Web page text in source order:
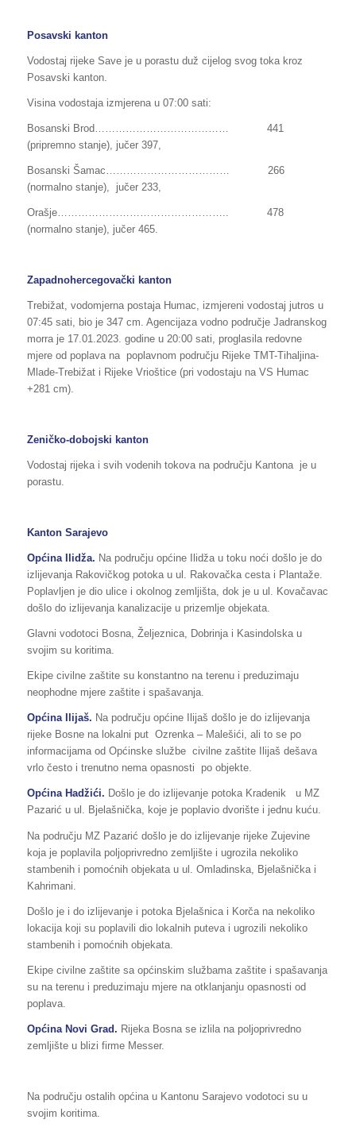
Posavski kanton
Vodostaj rijeke Save je u porastu duž cijelog svog toka kroz
Posavski kanton.
Visina vodostaja izmjerena u 07:00 sati:
Bosanski Brod………………………………… 441
(pripremno stanje), jučer 397,
Bosanski Šamac……………………………… 266
(normalno stanje), jučer 233,
Orašje………………………………………….. 478
(normalno stanje), jučer 465.
Zapadnohercegovački kanton
Trebižat, vodomjerna postaja Humac, izmjereni vodostaj jutros u
07:45 sati, bio je 347 cm. Agencijaza vodno područje Jadranskog
morra je 17.01.2023. godine u 20:00 sati, proglasila redovne
mjere od poplava na poplavnom području Rijeke TMT-Tihaljina-
Mlade-Trebižat i Rijeke Vrioštice (pri vodostaju na VS Humac
+281 cm).
Zeničko-dobojski kanton
Vodostaj rijeka i svih vodenih tokova na području Kantona je u
porastu.
Kanton Sarajevo
Općina Ilidža. Na području općine Ilidža u toku noći došlo je do
izlijevanja Rakovičkog potoka u ul. Rakovačka cesta i Plantaže.
Poplavljen je dio ulice i okolnog zemljišta, dok je u ul. Kovačavac
došlo do izlijevanja kanalizacije u prizemlje objekata.
Glavni vodotoci Bosna, Željeznica, Dobrinja i Kasindolska u
svojim su koritima.
Ekipe civilne zaštite su konstantno na terenu i preduzimaju
neophodne mjere zaštite i spašavanja.
Općina Ilijaš. Na području općine Ilijaš došlo je do izlijevanja
rijeke Bosne na lokalni put Ozrenka – Malešići, ali to se po
informacijama od Općinske službe civilne zaštite Ilijaš dešava
vrlo često i trenutno nema opasnosti po objekte.
Općina Hadžići. Došlo je do izlijevanje potoka Kradenik u MZ
Pazarić u ul. Bjelašnička, koje je poplavio dvorište i jednu kuću.
Na području MZ Pazarić došlo je do izlijevanje rijeke Zujevine
koja je poplavila poljoprivredno zemljište i ugrozila nekoliko
stambenih i pomoćnih objekata u ul. Omladinska, Bjelašnička i
Kahrimani.
Došlo je i do izlijevanje i potoka Bjelašnica i Korča na nekoliko
lokacija koji su poplavili dio lokalnih puteva i ugrozili nekoliko
stambenih i pomoćnih objekata.
Ekipe civilne zaštite sa općinskim službama zaštite i spašavanja
su na terenu i preduzimaju mjere na otklanjanju opasnosti od
poplava.
Općina Novi Grad. Rijeka Bosna se izlila na poljoprivredno
zemljište u blizi firme Messer.
Na području ostalih općina u Kantonu Sarajevo vodotoci su u
svojim koritima.